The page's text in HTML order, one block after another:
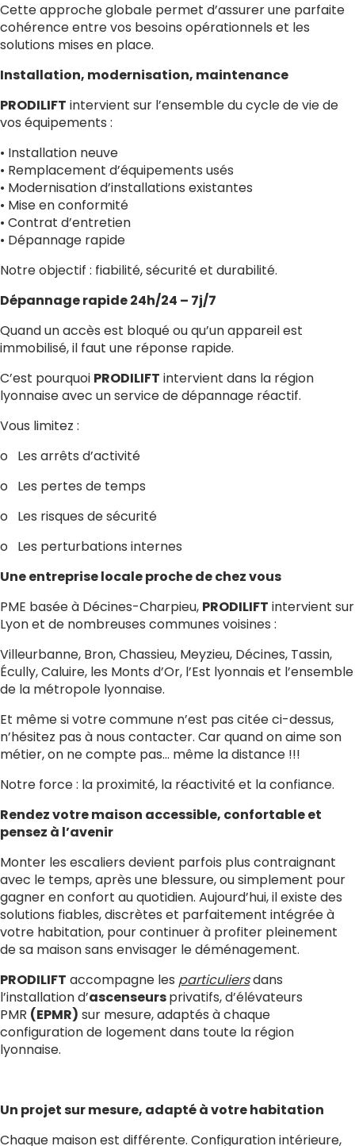
Cette approche globale permet d’assurer une parfaite
cohérence entre vos besoins opérationnels et les
solutions mises en place.
Installation, modernisation, maintenance
PRODILIFT intervient sur l’ensemble du cycle de vie de
vos équipements :
• Installation neuve
• Remplacement d’équipements usés
• Modernisation d’installations existantes
• Mise en conformité
• Contrat d’entretien
• Dépannage rapide
Notre objectif : fiabilité, sécurité et durabilité.
Dépannage rapide 24h/24 – 7j/7
Quand un accès est bloqué ou qu’un appareil est
immobilisé, il faut une réponse rapide.
C’est pourquoi PRODILIFT intervient dans la région
lyonnaise avec un service de dépannage réactif.
Vous limitez :
o Les arrêts d’activité
o Les pertes de temps
o Les risques de sécurité
o Les perturbations internes
Une entreprise locale proche de chez vous
PME basée à Décines-Charpieu, PRODILIFT intervient sur
Lyon et de nombreuses communes voisines :
Villeurbanne, Bron, Chassieu, Meyzieu, Décines, Tassin,
Écully, Caluire, les Monts d’Or, l’Est lyonnais et l’ensemble
de la métropole lyonnaise.
Et même si votre commune n’est pas citée ci-dessus,
n’hésitez pas à nous contacter. Car quand on aime son
métier, on ne compte pas… même la distance !!!
Notre force : la proximité, la réactivité et la confiance.
Rendez votre maison accessible, confortable et
pensez à l’avenir
Monter les escaliers devient parfois plus contraignant
avec le temps, après une blessure, ou simplement pour
gagner en confort au quotidien. Aujourd’hui, il existe des
solutions fiables, discrètes et parfaitement intégrée à
votre habitation, pour continuer à profiter pleinement
de sa maison sans envisager le déménagement.
PRODILIFT accompagne les particuliersdans
l’installation d’ascenseursprivatifs, d’élévateurs
PMR (EPMR) sur mesure, adaptés à chaque
configuration de logement dans toute la région
lyonnaise.
Un projet sur mesure, adapté à votre habitation
Chaque maison est différente. Configuration intérieure,